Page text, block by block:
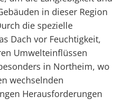
in dieser Region
die spezielle
Dach vor Feuchtigkeit,
Umwelteinflüssen
in Northeim, wo
wechselnden
Herausforderungen